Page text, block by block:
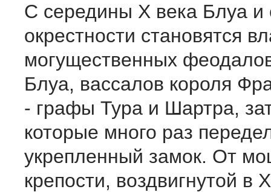
С середины Х века Блуа и
окрестности становятся
могущественных
Блуа, вассалов короля
- графы Тура и Шартра,
которые много раз
укрепленный замок. От
крепости, воздвигнутой в